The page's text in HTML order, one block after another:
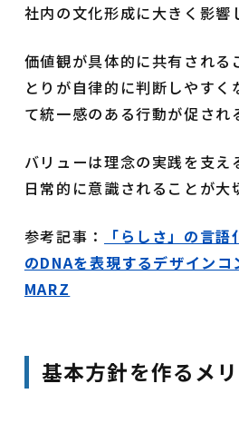
社内の文化形成に大きく影響
価値観が具体的に共有される
とりが自律的に判断しやすく
て統一感のある行動が促され
バリューは理念の実践を支え
日常的に意識されることが大
参考記事：
「らしさ」の言
のDNAを表現するデザインコ
MARZ
基本方針を作るメ